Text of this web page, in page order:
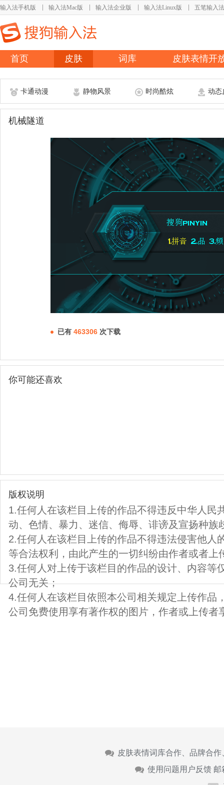
输入法手机版 输入法Mac版 输入法企业版 输入法Linux版 五笔输入法
首页 皮肤 词库 皮肤表情开
卡通动漫 静物风景 时尚酷炫 动态
机械隧道
已有 463306 次下载
你可能还喜欢
版权说明
1.任何人在该栏目上传的作品不得违反中华人民
动、色情、暴力、迷信、侮辱、诽谤及宣扬种族
2.任何人在该栏目上传的作品不得违法侵害他人
等合法权利，由此产生的一切纠纷由作者或者上
3.任何人对上传于该栏目的作品的设计、内容等
公司无关；
4.任何人在该栏目依照本公司相关规定上传作品
公司免费使用享有著作权的图片，作者或上传者
皮肤表情词库合作、品牌合
使用问题用户反馈 邮